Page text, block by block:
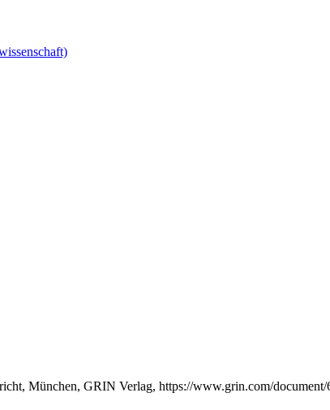
München, GRIN Verlag, https://www.grin.com/document/